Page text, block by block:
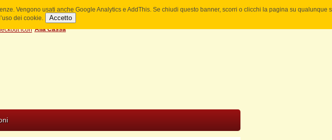
Vengono usati anche Google Analytics e AddThis. Se chiudi questo banner, scorri o clicchi la pagina su qualunque
dei cookie.
Accetto
Alla Cassa